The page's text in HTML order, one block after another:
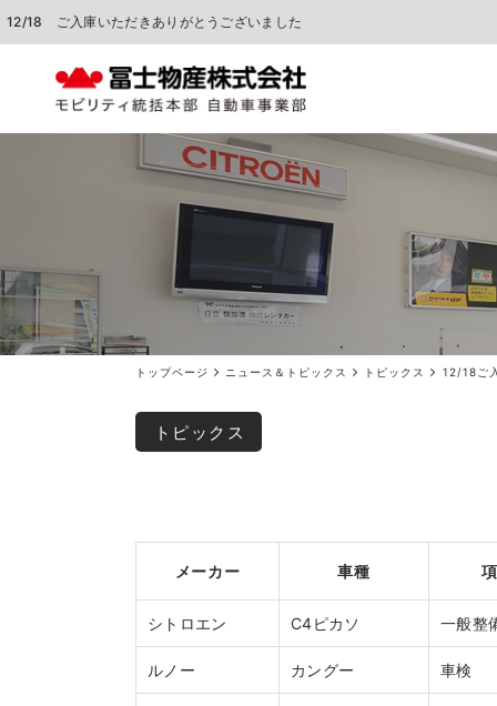
12/18 ご入庫いただきありがとうございました
トップページ ニュース＆トピックス トピックス 12/18ご
トピックス
メーカー 車種
シトロエン C4ピカソ 一般整
ルノー カングー 車検